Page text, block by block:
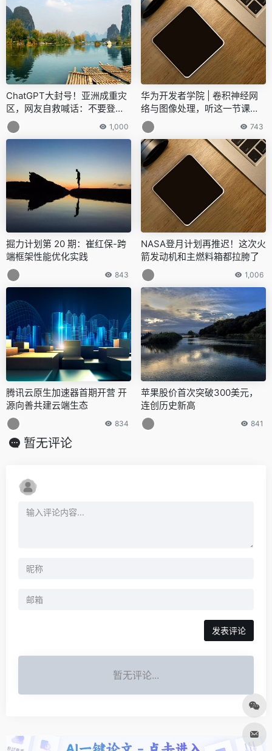
ChatGPT大封号！亚洲成重灾
区，网友自救喊话：不要登
录，不要登录
1,000
华为开发者学院 | 卷积神经网
络与图像处理，听这一节课就
够了
743
掘力计划第 20 期：崔红保-跨
端框架性能优化实践
843
NASA登月计划再推迟！这次火
箭发动机和主燃料箱都拉胯了
1,006
腾讯云原生加速器首期开营 开
源向善共建云端生态
834
苹果股价首次突破300美元，
连创历史新高
841
暂无评论
发表评论
暂无评论...